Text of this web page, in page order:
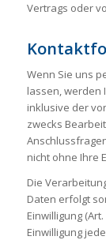
Vertrags oder
Wenn Sie uns
lassen, werden
inklusive der
zwecks
nicht ohne Ihre
Die
Daten erfolgt
Einwilligung
Einwilligung